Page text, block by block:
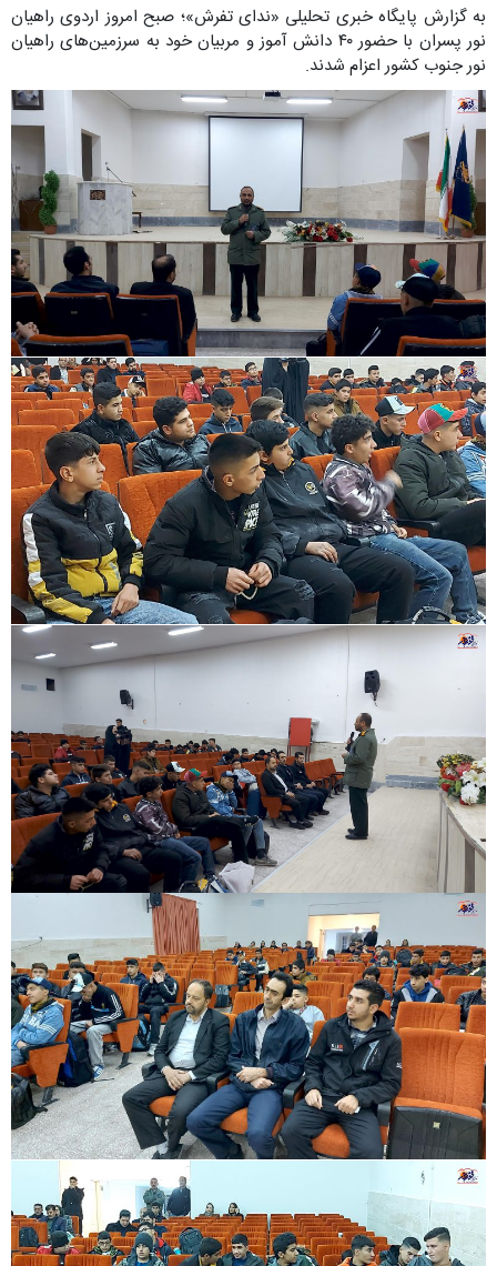
به گزارش پایگاه خبری تحلیلی «ندای تفرش»؛ صبح امروز اردوی راهیان
نور پسران با حضور ۴۰ دانش آموز و مربیان خود به سرزمین‌های راهیان
نور جنوب کشور اعزام شدند.